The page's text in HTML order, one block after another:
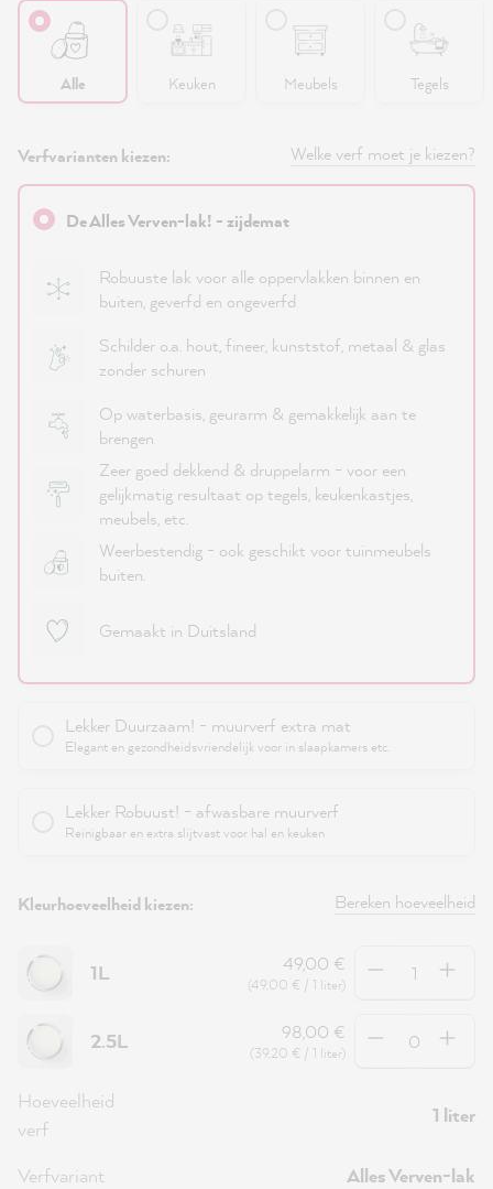
Alle Keuken Meubels Tegels
Verfvarianten kiezen: Welke verf moet je kiezen?
De Alles Verven-lak! - zijdemat
Robuuste lak voor alle oppervlakken binnen en
buiten, geverfd en ongeverfd
Schilder o.a. hout, fineer, kunststof, metaal & glas
zonder schuren
Op waterbasis, geurarm & gemakkelijk aan te
brengen
Zeer goed dekkend & druppelarm - voor een
gelijkmatig resultaat op tegels, keukenkastjes,
meubels, etc.
Weerbestendig - ook geschikt voor tuinmeubels
buiten.
Gemaakt in Duitsland
Lekker Duurzaam! - muurverf extra mat
Elegant en gezondheidsvriendelijk voor in slaapkamers etc.
Lekker Robuust! - afwasbare muurverf
Reinigbaar en extra slijtvast voor hal en keuken
Kleurhoeveelheid kiezen: Bereken hoeveelheid
1L 49,00 €
(49,00 € / 1 liter)
Hoeveelheid
2.5L 98,00 €
(39,20 € / 1 liter)
Hoeveelheid
Hoeveelheid
verf
1 liter
Verfvariant
Alles Verven-lak